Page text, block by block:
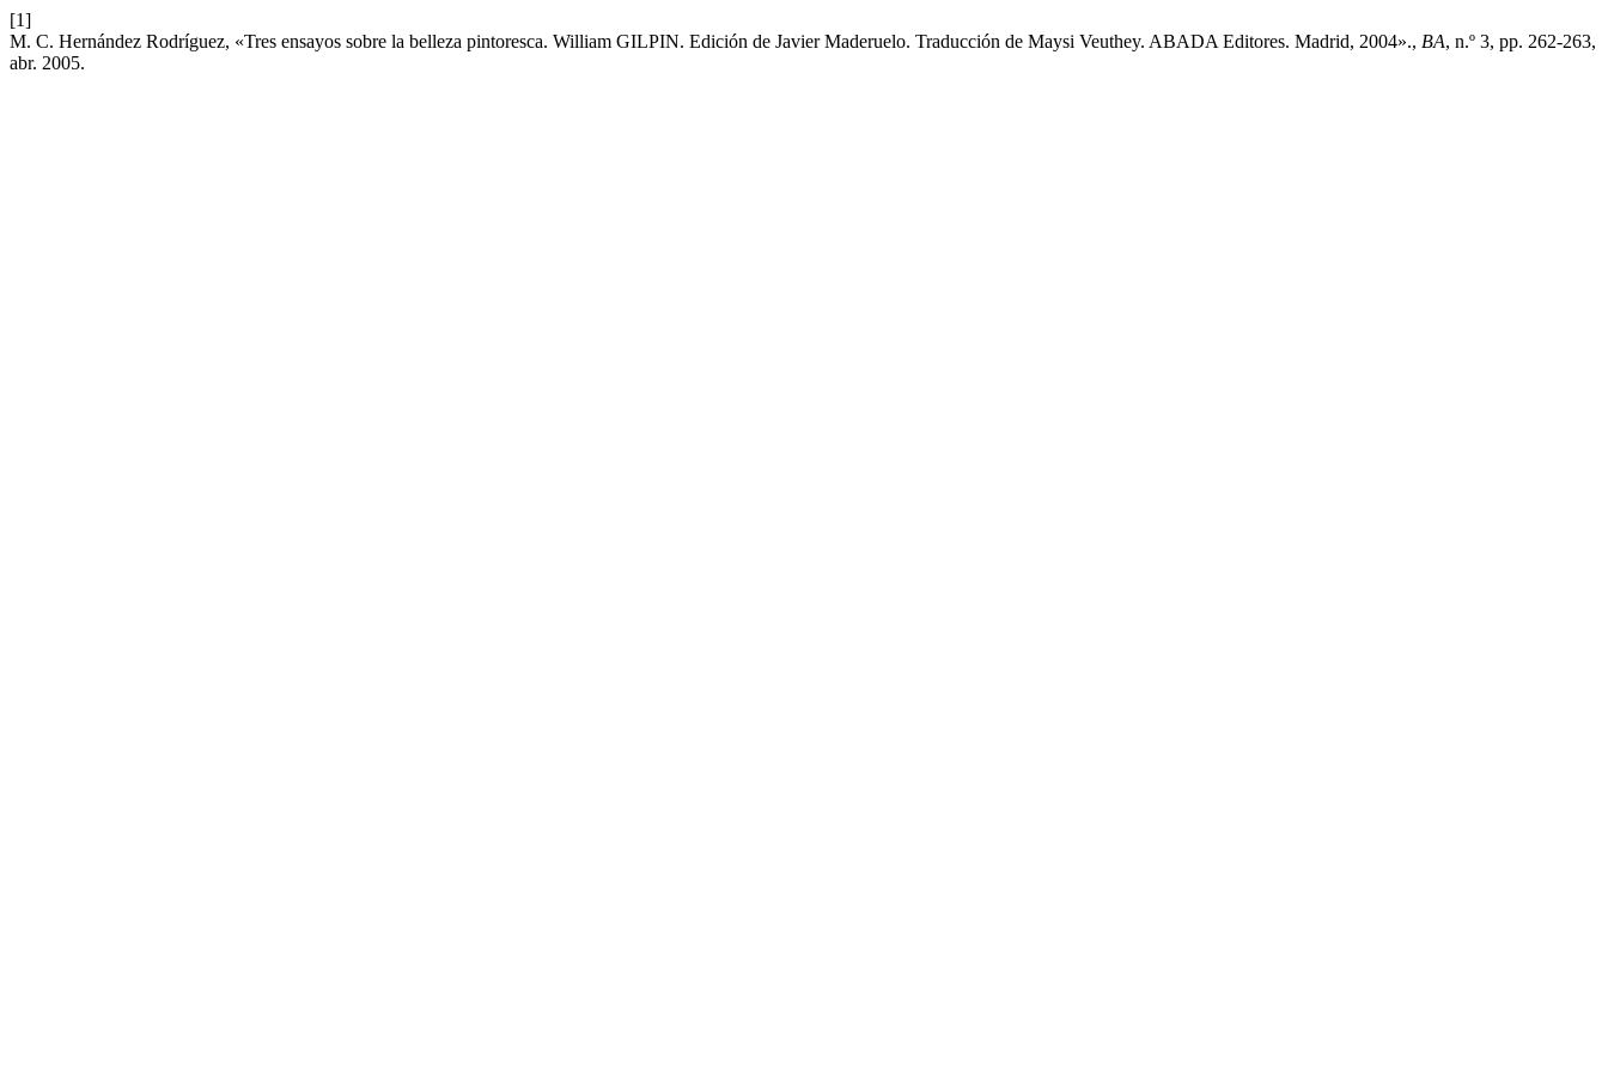
[1]
M. C. Hernández Rodríguez, «Tres ensayos sobre la belleza pintoresca. William GILPIN. Edición de Javier Maderuelo. Traducción de Maysi Veuthey. ABADA Editores. Madrid, 2004»., BA, n.º 3, pp. 262-263,
abr. 2005.